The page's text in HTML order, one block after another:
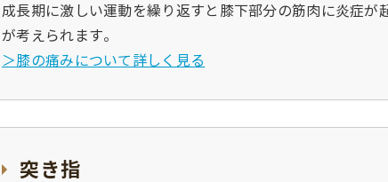
成長期に激しい運動を繰り返すと膝下部分の筋肉に炎症
が考えられます。
＞膝の痛みについて詳しく見る
突き指